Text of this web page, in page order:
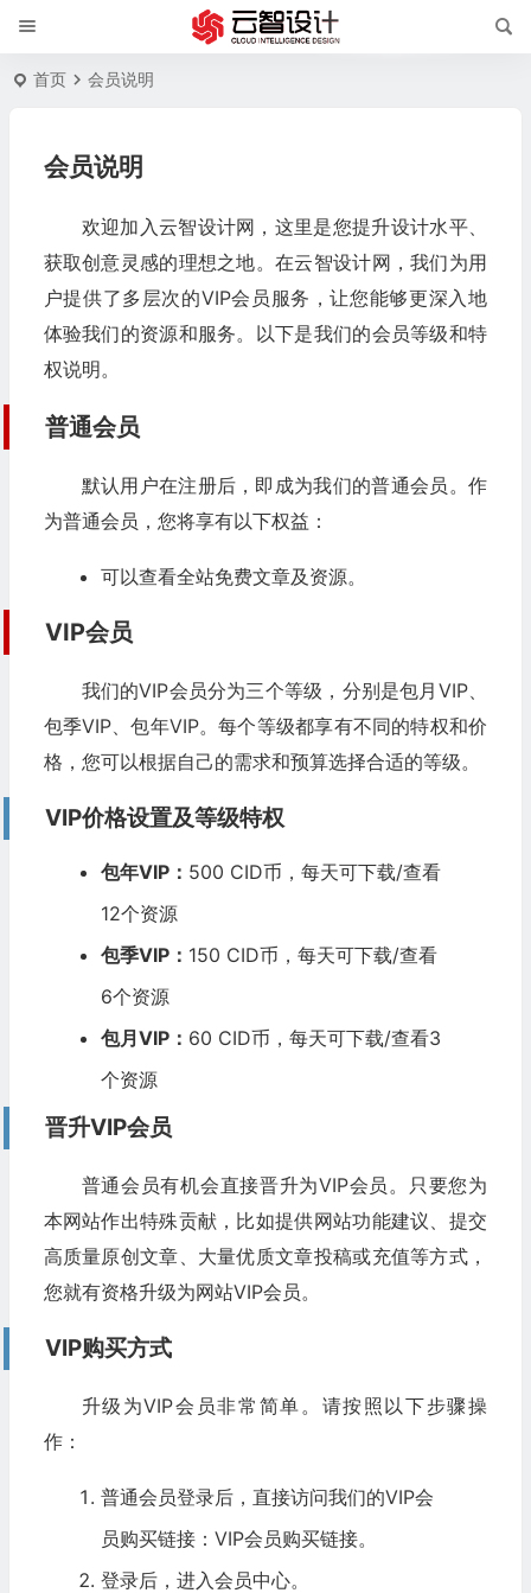
首页 会员说明
会员说明
欢迎加入云智设计网，这里是您提升设计水平、
获取创意灵感的理想之地。在云智设计网，我们为用
户提供了多层次的VIP会员服务，让您能够更深入地
体验我们的资源和服务。以下是我们的会员等级和特
权说明。
普通会员
默认用户在注册后，即成为我们的普通会员。作
为普通会员，您将享有以下权益：
可以查看全站免费文章及资源。
VIP会员
我们的VIP会员分为三个等级，分别是包月VIP、
包季VIP、包年VIP。每个等级都享有不同的特权和价
格，您可以根据自己的需求和预算选择合适的等级。
VIP价格设置及等级特权
包年VIP： 500 CID币，每天可下载/查看
12个资源
包季VIP： 150 CID币，每天可下载/查看
6个资源
包月VIP： 60 CID币，每天可下载/查看3
个资源
晋升VIP会员
普通会员有机会直接晋升为VIP会员。只要您为
本网站作出特殊贡献，比如提供网站功能建议、提交
高质量原创文章、大量优质文章投稿或充值等方式，
您就有资格升级为网站VIP会员。
VIP购买方式
升级为VIP会员非常简单。请按照以下步骤操
作：
普通会员登录后，直接访问我们的VIP会
员购买链接： VIP会员购买链接。
登录后，进入会员中心。